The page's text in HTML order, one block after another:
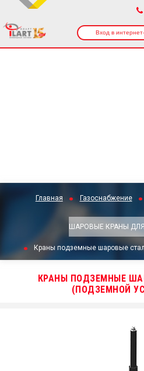
Вход в
Главная Газоснабжение
ШАРОВЫЕ КРАНЫ ДЛЯ
Краны подземные шаровые
КРАНЫ ПОДЗЕМНЫЕ
(ПОДЗЕМНОЙ